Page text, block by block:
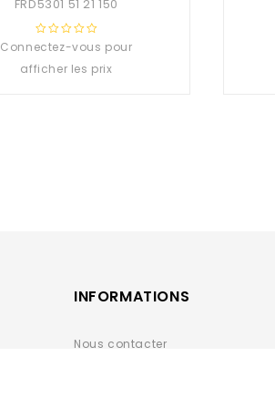
FRD5301 51 21 150
0
Connectez-vous pour
afficher les prix
INFORMATIONS
Nous contacter